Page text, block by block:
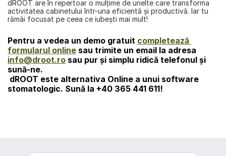
dROOT are în repertoar o mulţime de unelte care transforma
activitatea cabinetului într-una eficientă şi productivă. Iar tu
rămâi focusat pe ceea ce iubești mai mult!
Pentru a vedea un demo gratuit completează
formularul online
info@droot.ro sau pur şi simplu ridică telefonul şi
sună-ne.
dROOT este alternativa Online a unui software
stomatologic. Sună la +40 365 441 611!